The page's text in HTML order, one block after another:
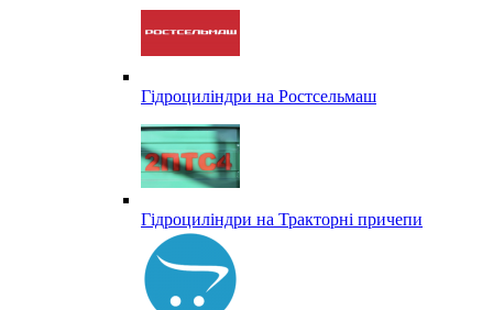
Гідроциліндри на Ростсельмаш
Гідроциліндри на Тракторні причепи